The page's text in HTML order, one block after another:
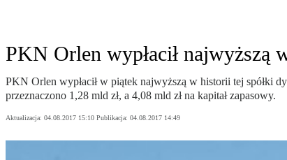
PKN Orlen wypłacił najwyższą
PKN Orlen wypłacił w piątek najwyższą w historii tej spółki
przeznaczono 1,28 mld zł, a 4,08 mld zł na kapitał zapasowy.
Aktualizacja: 04.08.2017 15:10 Publikacja: 04.08.2017 14:49